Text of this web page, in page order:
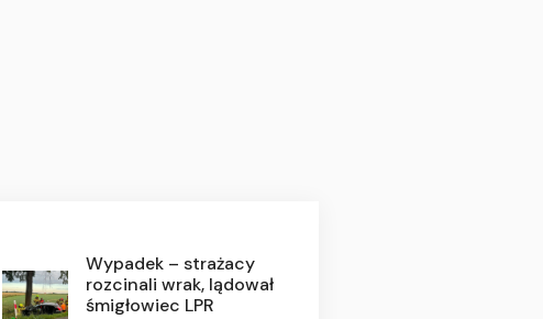
Wypadek – strażacy
rozcinali wrak, lądował
śmigłowiec LPR